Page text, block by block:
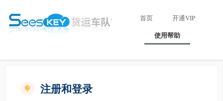
首页 开通VIP
使用帮助
注册和登录